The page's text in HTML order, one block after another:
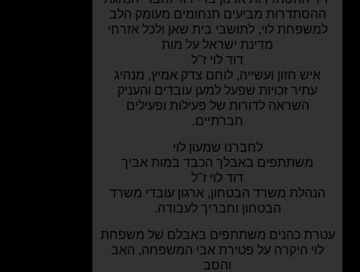
מביעים תנחומים מעומק הלב
לוי, לתושבי בית שאן ולכל אזרחי
מדינת ישראל על מות
דוד לוי ז"ל
חזון ועשייה, לוחם צדק אמיץ, מנהיג
עתיר זכויות שפעל למען עובדים והעניק
השראה לדורות של פעילות ופעילים
חברתיים.
לחברנו שמעון לוי
משתתפים באבלך הכבד במות אביך
דוד לוי ז"ל
משרד הבטחון, ארגון עובדי משרד
הבטחון וחבריך לעבודה.
כהנים משתתפים באבלם של משפחת
היקרה על פטירת אבי המשפחה, האב